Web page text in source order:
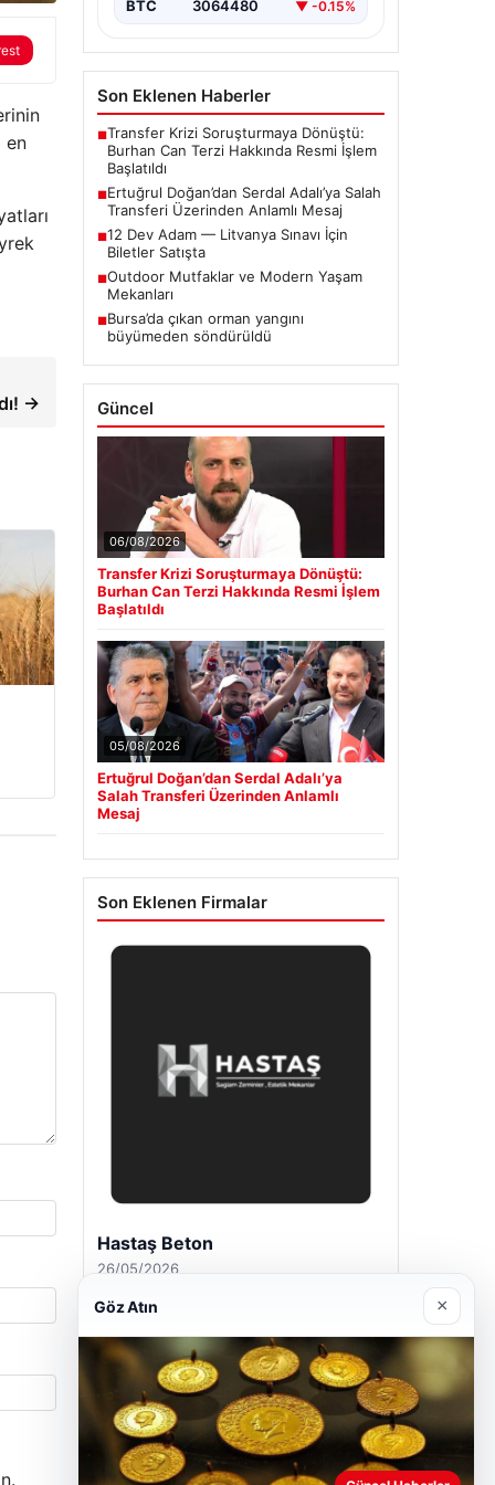
en
→
BTC 3064480 ▼ -0.15%
Son Eklenen Haberler
■Transfer Krizi Soruşturmaya Dönüştü:
Burhan Can Terzi Hakkında Resmi İşlem
Başlatıldı
■Ertuğrul Doğan’dan Serdal Adalı’ya Salah
Transferi Üzerinden Anlamlı Mesaj
■12 Dev Adam — Litvanya Sınavı İçin
Biletler Satışta
■Outdoor Mutfaklar ve Modern Yaşam
Mekanları
■Bursa’da çıkan orman yangını
büyümeden söndürüldü
Güncel
06/08/2026
Transfer Krizi Soruşturmaya Dönüştü:
Burhan Can Terzi Hakkında Resmi İşlem
Başlatıldı
05/08/2026
Ertuğrul Doğan’dan Serdal Adalı’ya
Salah Transferi Üzerinden Anlamlı
Mesaj
Son Eklenen Firmalar
Prenses Night Club
29/04/2026
Göz Atın ×